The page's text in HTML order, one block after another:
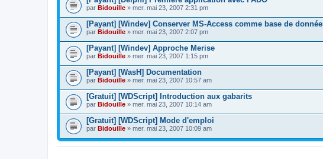
par Bidouille » mer. mai 23, 2007 2:31 pm
[Payant] [Windev] Conserver MS-Access comme base de
par Bidouille » mer. mai 23, 2007 2:07 pm
[Payant] [Windev] Approche Merise
par Bidouille » mer. mai 23, 2007 1:15 pm
[Payant] [WasH] Documentation
par Bidouille » mer. mai 23, 2007 10:57 am
[Gratuit] [WDScript] Introduction aux gabarits
par Bidouille » mer. mai 23, 2007 10:14 am
[Gratuit] [WDScript] Mode d'emploi
par Bidouille » mer. mai 23, 2007 10:09 am